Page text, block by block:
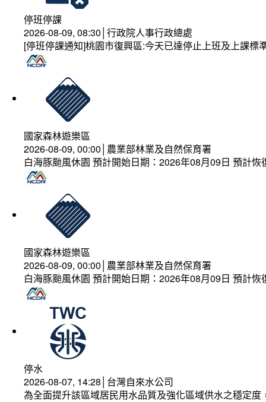
停班停課
2026-08-09, 08:30│行政院人事行政總處
[停班停課通知]桃園市復興區:今天已達停止上班及上課
國家森林遊樂區
2026-08-09, 00:00│農業部林業及自然保育署
白海豚颱風休園 預計開始日期：2026年08月09日 預計
國家森林遊樂區
2026-08-09, 00:00│農業部林業及自然保育署
白海豚颱風休園 預計開始日期：2026年08月09日 預計
停水
2026-08-07, 14:28│台灣自來水公司
為全面提升該區域居民用水品質及強化區域供水之穩定